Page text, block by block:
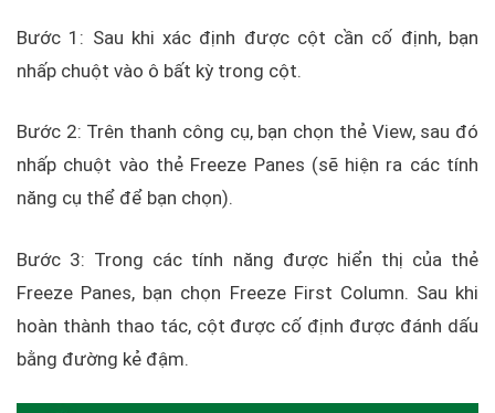
Bước 1: Sau khi xác định được cột cần cố định, bạn
nhấp chuột vào ô bất kỳ trong cột.
Bước 2: Trên thanh công cụ, bạn chọn thẻ View, sau đó
nhấp chuột vào thẻ Freeze Panes (sẽ hiện ra các tính
năng cụ thể để bạn chọn).
Bước 3: Trong các tính năng được hiển thị của thẻ
Freeze Panes, bạn chọn Freeze First Column. Sau khi
hoàn thành thao tác, cột được cố định được đánh dấu
bằng đường kẻ đậm.